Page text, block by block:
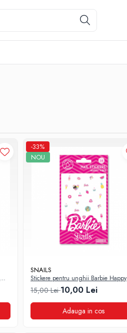
-33%
NOU
SNAILS
Stickere pentru unghii Barbie Happy
Vibes
15,00 Lei10,00 Lei
Adauga in cos